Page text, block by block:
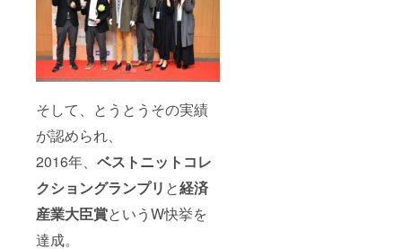
そして、とうとうその実績
が認められ、
2016年、 ベストニットコレ
クショングランプリ と経済
産業大臣賞というW快挙を
達成。